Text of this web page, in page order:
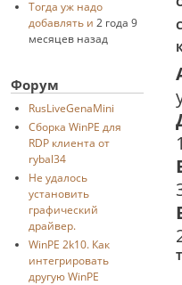
Тогда уж надо
добавлять и 2 года 9
месяцев назад
Форум
RusLiveGenaMini
Cборка WinPE для
RDP клиента от
rybal34
Не удалось
установить
графический
драйвер.
WinPE 2k10. Как
интегрировать
другую WinPE